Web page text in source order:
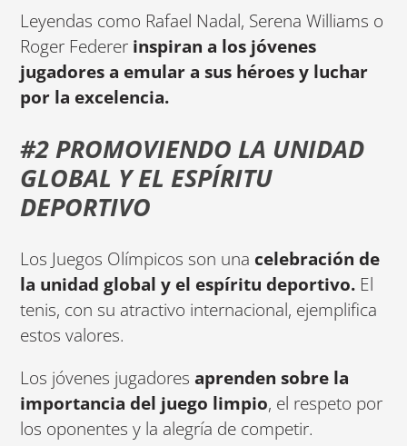
Leyendas como Rafael Nadal, Serena Williams o
Roger Federer inspiran a los jóvenes
jugadores a emular a sus héroes y luchar
por la excelencia.
#2 PROMOVIENDO LA UNIDAD
GLOBAL Y EL ESPÍRITU
DEPORTIVO
Los Juegos Olímpicos son una celebración de
la unidad global y el espíritu deportivo. El
tenis, con su atractivo internacional, ejemplifica
estos valores.
Los jóvenes jugadoresaprenden sobre la
importancia del juego limpio, el respeto por
los oponentes y la alegría de competir.